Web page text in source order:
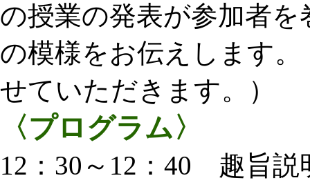
の授業の発表が参加者
の模様をお伝えします。
せていただきます。）
〈プログラム〉
12：30～12：40 趣旨